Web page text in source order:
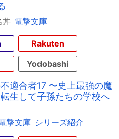
丼 電撃文庫
Rakuten
Yodobashi
適合者17 〜史上最強の魔
生して子孫たちの学校へ
撃文庫 シリーズ紹介